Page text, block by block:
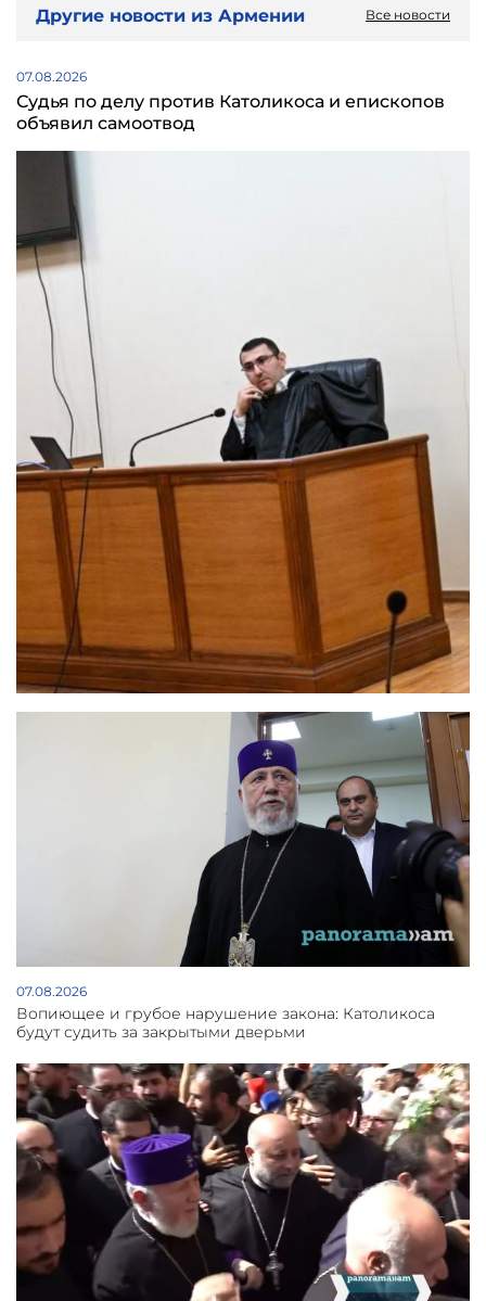
Другие новости из Армении Все новости
07.08.2026
Судья по делу против Католикоса и епископов
объявил самоотвод
07.08.2026
Вопиющее и грубое нарушение закона: Католикоса
будут судить за закрытыми дверьми